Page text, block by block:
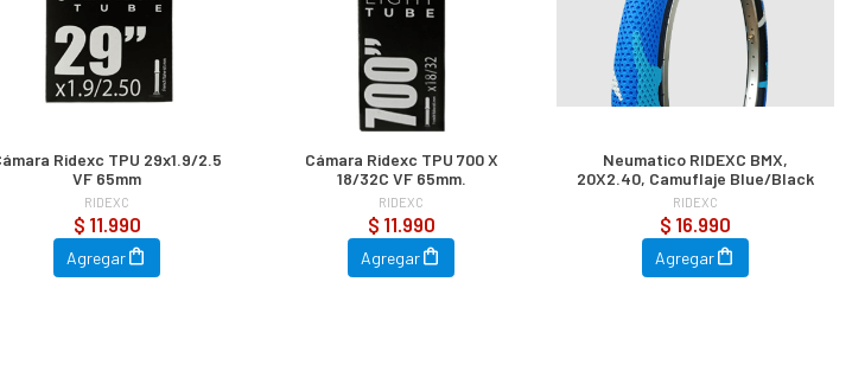
Ridexc TPU 29x1.9/2.5
VF 65mm
RIDEXC
$ 11.990
Agregar
Cámara Ridexc TPU 700 X
18/32C VF 65mm.
RIDEXC
$ 11.990
Agregar
Neumatico RIDEXC BMX,
20X2.40, Camuflaje Blue/Black
RIDEXC
$ 16.990
Agregar